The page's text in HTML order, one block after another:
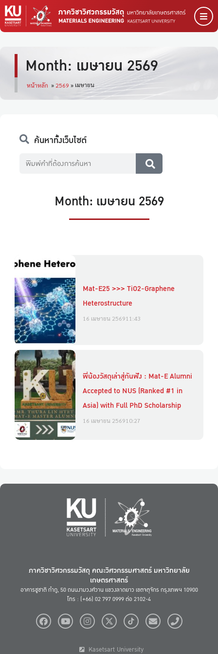
Month: เมษายน 2569
หน้าหลัก » 2569 » เมษายน
Month: เมษายน 2569
ค้นหาทั้งเว็บไซต์
Mat-E25 >>> TiO2-Graphene
Heterostructure
16 เมษายน 256911:43
พี่น้องวัสดุเล่าสู่กันฟัง : Mat-E Alumni
Accepted to NUS (Ranked #1 in
Asia) with Full PhD Scholarship
16 เมษายน 256910:27
ภาควิชาวิศวกรรมวัสดุ คณะวิศวกรรมศาสตร์ มหาวิทยาลัย
เกษตรศาสตร์
อาคารชูชาติ กำภู, 50 ถนนงามวงศ์วาน แขวงลาดยาว เขตจตุจักร กรุงเทพฯ 10900
โทร : (+66) 02 797 0999 ต่อ 2102-4
Kasetsart University